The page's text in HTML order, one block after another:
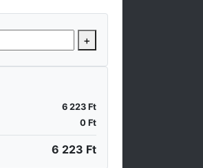
+
6 223 Ft
0 Ft
6 223 Ft